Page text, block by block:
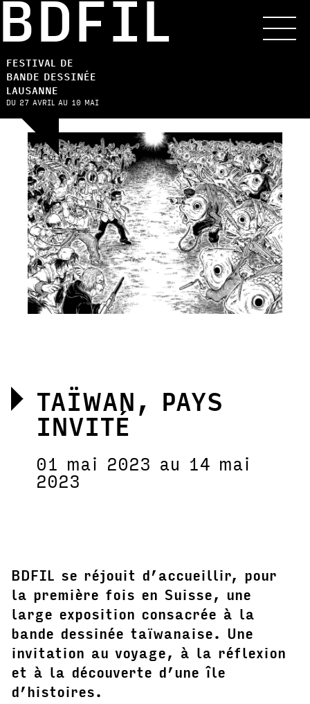
FESTIVAL DE
BANDE DESSINÉE
LAUSANNE
DU 27 AVRIL AU 10 MAI
TAÏWAN, PAYS
INVITÉ
01 mai 2023 au 14 mai
2023
BDFIL se réjouit d’accueillir, pour
la première fois en Suisse, une
large exposition consacrée à la
bande dessinée taïwanaise. Une
invitation au voyage, à la réflexion
et à la découverte d’une île
d’histoires.